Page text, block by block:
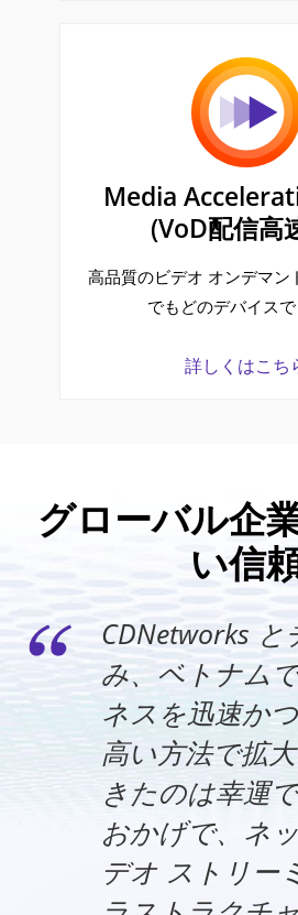
Media
(VoD配信高
高品質のビデオ オンデマン
でもどのデバイス
詳しくはこち
グローバル企
い信
CDNetworks
み、ベトナム
ネスを迅速か
高い方法で拡
きたのは幸運
おかげで、ネ
デオ ストリー